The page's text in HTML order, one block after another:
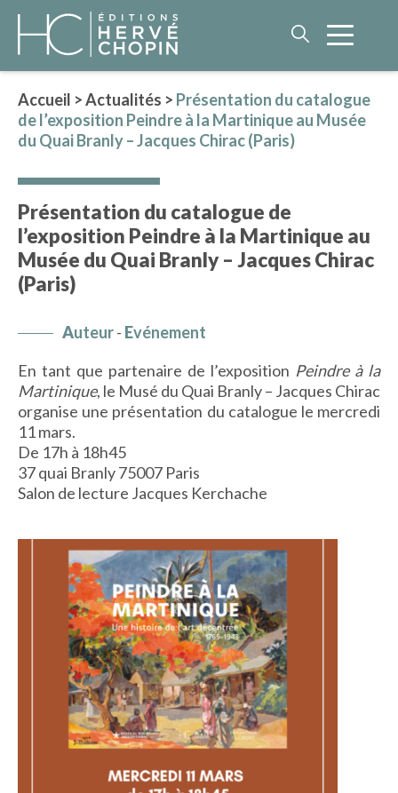
LITTÉRATURE
NOS AUTEURS
ROMAN HISTORIQUE
POLAR
IMAGINAIRE
BEAUX-LIVRES
IMAGES D’ANTAN & 100% VINTAGE
JEUNESSE
TERRES D’OUTRE-MER
ART & CULTURE
HISTOIRE & PATRIMOINE
NATURE & ENVIRONNEMENT
PARCOURS DU PATRIMOINE
PHOTOGRAPHIE & TOURISME
IMAGES D’ANTAN
LITTÉRATURE
HORS COLLECTION
Accueil >Actualités > Présentation du catalogue
de l’exposition Peindre à la Martinique au Musée
du Quai Branly – Jacques Chirac (Paris)
Présentation du catalogue de
l’exposition Peindre à la Martinique au
Musée du Quai Branly – Jacques Chirac
(Paris)
Auteur- Evénement
En tant que partenaire de l’exposition Peindre à la
Martinique, le Musé du Quai Branly – Jacques Chirac
organise une présentation du catalogue le mercredi
11 mars.
De 17h à 18h45
37 quai Branly 75007 Paris
Salon de lecture Jacques Kerchache